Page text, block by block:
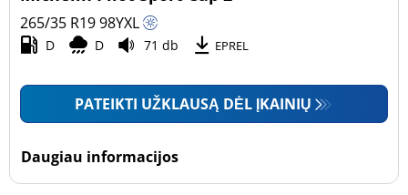
265/35 R1998YXL
D D 71 db EPREL
PATEIKTI UŽKLAUSĄ DĖL ĮKAINIŲ
Daugiau informacijos